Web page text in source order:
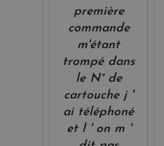
première
commande
m'étant
trompé dans
le N° de
cartouche j '
ai téléphoné
et l ' on m '